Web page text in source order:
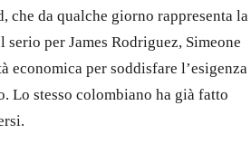
che da qualche giorno rappresenta la
per James Rodriguez, Simeone
economica per soddisfare l’esigenza
stesso colombiano ha già fatto